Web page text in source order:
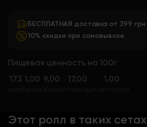
БЕСПЛАТНАЯ доставка от 399 грн
10% скидки при самовывозе
Пищевая ценность на 100г
173 1,00 9,00 17,00 1,00
Этот ролл в таких сетах